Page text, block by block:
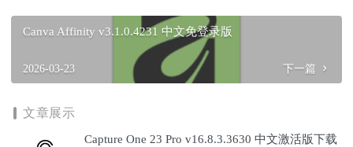
Canva Affinity v3.1.0.4231 中文免登录版
2026-03-23 下一篇
文章展示
Capture One 23 Pro v16.8.3.3630 中文激活版下载